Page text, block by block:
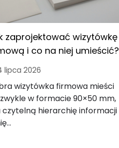
zaprojektować wizytówkę
i co na niej umieścić?
lipca 2026
wizytówka firmowa mieści
w formacie 90×50 mm,
czytelną hierarchię informacji